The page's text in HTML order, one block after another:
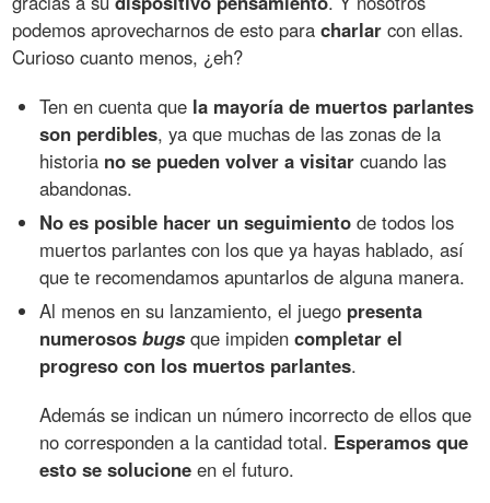
podemos aprovecharnos de esto paracharlar con ellas.
Curioso cuanto menos, ¿eh?
Ten en cuenta que la mayoría de muertos parlantes
son perdibles, ya que muchas de las zonas de la
historia no se pueden volver a visitar cuando las
abandonas.
No es posible hacer un seguimiento de todos los
muertos parlantes con los que ya hayas hablado, así
que te recomendamos apuntarlos de alguna manera.
Al menos en su lanzamiento, el juego presenta
numerososbugsque impidencompletar el
progreso con los muertos parlantes.
Además se indican un número incorrecto de ellos que
no corresponden a la cantidad total. Esperamos que
esto se solucione en el futuro.